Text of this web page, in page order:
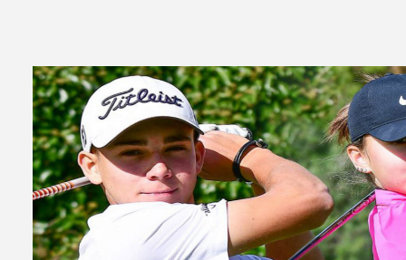
всего 430 м², который
облюбовали сотни тысяч
ядовитейших
пресмыкающихся – около 5
особей на квадратный метр!